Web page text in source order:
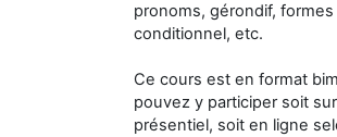
pronoms, gérondif,
conditionnel, etc.
Ce cours est en format
pouvez y participer soit
présentiel, soit en ligne